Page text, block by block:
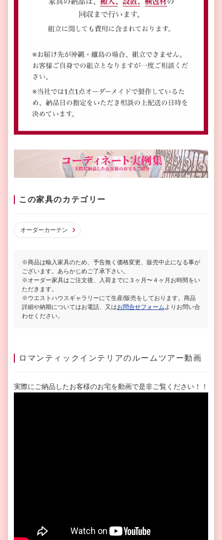
この家具のカテゴリー
オーダーカーテン
※商品は輸入家具のため、予告無く価格変更、販売中止になる事が
ございます。あらかじめご了承下さい。
※オーダー家具はご注文後、入荷までに３ヶ月〜４ヶ月お時間をい
ただきます。
※ウエストハウスギャラリーにて生産/販売をしております。商品
詳細や納期についてはお電話、又はお問合せフォーム よりお問い合
わせください。
ロマンティックインテリアのルームツアー動画
実際にご納品したお客様のお宅を動画で是非ご覧ください！！